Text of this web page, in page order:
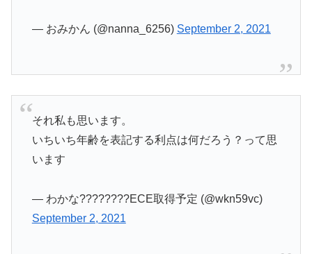
— おみかん (@nanna_6256) September 2, 2021
それ私も思います。
いちいち年齢を表記する利点は何だろう？って思
います
— わかな????????ECE取得予定 (@wkn59vc)
September 2, 2021